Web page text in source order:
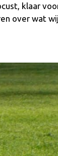
klaar
over wat